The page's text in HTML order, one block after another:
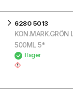
6280 5013
KON.MARK.GRÖN
500ML 5*
I lager